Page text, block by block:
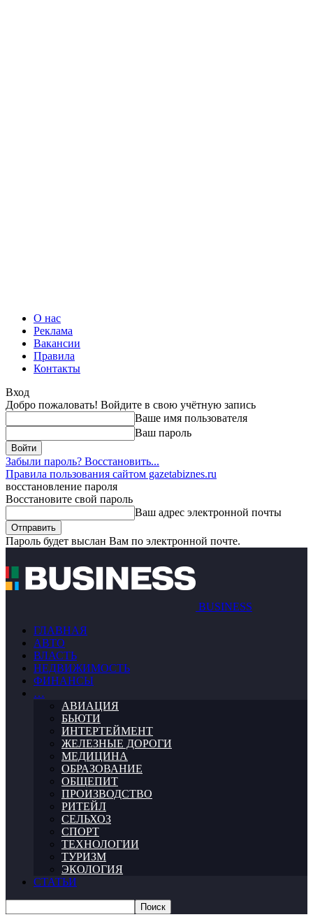
О нас
Реклама
Вакансии
Правила
Контакты
Вход
Добро пожаловать! Войдите в свою учётную запись
Ваше имя пользователя
Ваш пароль
Забыли пароль? Восстановить...
Правила пользования сайтом gazetabiznes.ru
восстановление пароля
Восстановите свой пароль
Ваш адрес электронной почты
Пароль будет выслан Вам по электронной почте.
BUSINESS
ГЛАВНАЯ
АВТО
ВЛАСТЬ
НЕДВИЖИМОСТЬ
ФИНАНСЫ
…
АВИАЦИЯ
БЬЮТИ
ИНТЕРТЕЙМЕНТ
ЖЕЛЕЗНЫЕ ДОРОГИ
МЕДИЦИНА
ОБРАЗОВАНИЕ
ОБЩЕПИТ
ПРОИЗВОДСТВО
РИТЕЙЛ
СЕЛЬХОЗ
СПОРТ
ТЕХНОЛОГИИ
ТУРИЗМ
ЭКОЛОГИЯ
СТАТЬИ